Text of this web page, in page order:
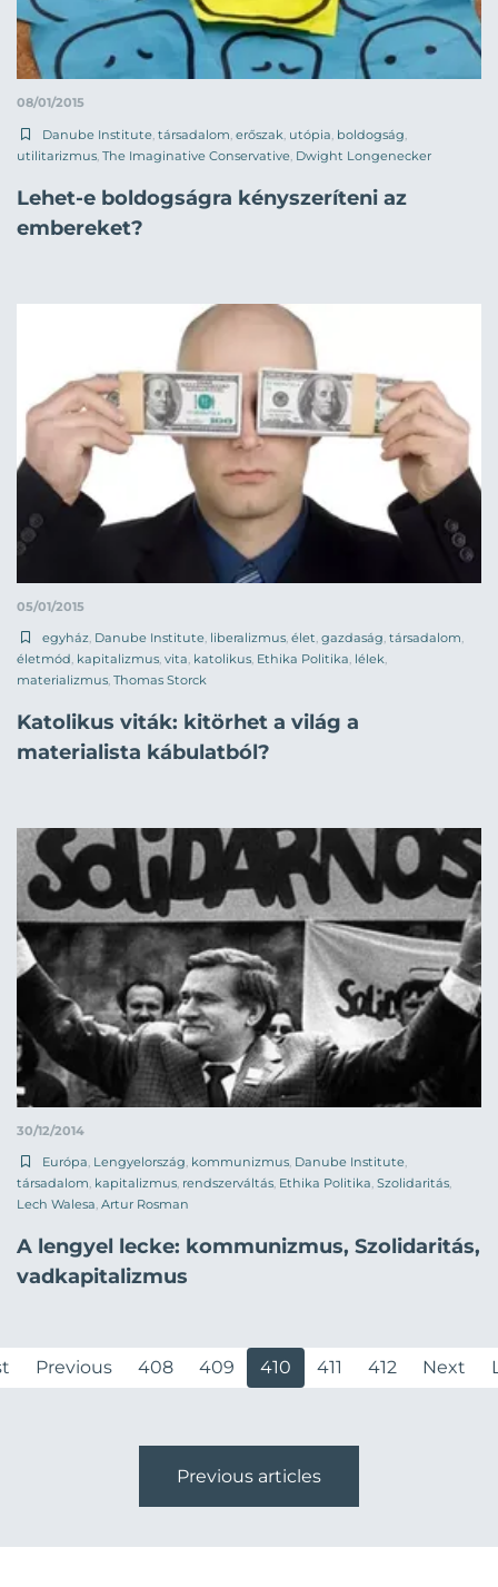
08/01/2015
Danube Institute társadalom erőszak utópia boldogság
utilitarizmus The Imaginative Conservative Dwight Longenecker
Lehet-e boldogságra kényszeríteni az
embereket?
05/01/2015
egyház Danube Institute liberalizmus élet gazdaság társadalom
életmód kapitalizmus vita katolikus Ethika Politika lélek
materializmus Thomas Storck
Katolikus viták: kitörhet a világ a
materialista kábulatból?
30/12/2014
Európa, Lengyelország, kommunizmus, Danube Institute,
társadalom, kapitalizmus, rendszerváltás, Ethika Politika, Szolidaritás,
Lech Walesa, Artur Rosman
A lengyel lecke: kommunizmus, Szolidaritás,
vadkapitalizmus
Previous 408 409 410 411 412 Next
Previous articles